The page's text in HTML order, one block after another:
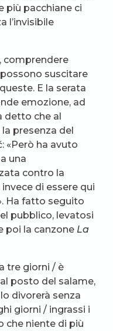
più pacchiane ci
l’invisibile
comprendere
possono suscitare
E la serata
emozione, ad
detto che al
presenza del
«Però ha avuto
una
contro la
di essere qui
Ha fatto seguito
pubblico, levatosi
poi la canzone La
tre giorni / è
posto del salame,
divorerà senza
giorni / ingrassi i
che niente di più